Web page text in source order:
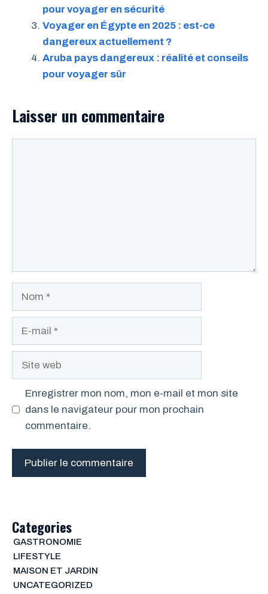
pour voyager en sécurité
Voyager en Égypte en 2025 : est-ce
dangereux actuellement ?
Aruba pays dangereux : réalité et conseils
pour voyager sûr
Laisser un commentaire
Enregistrer mon nom, mon e-mail et mon site
dans le navigateur pour mon prochain
commentaire.
Categories
GASTRONOMIE
LIFESTYLE
MAISON ET JARDIN
UNCATEGORIZED